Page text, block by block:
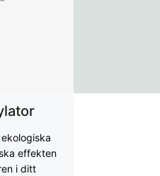
effekten
i ditt